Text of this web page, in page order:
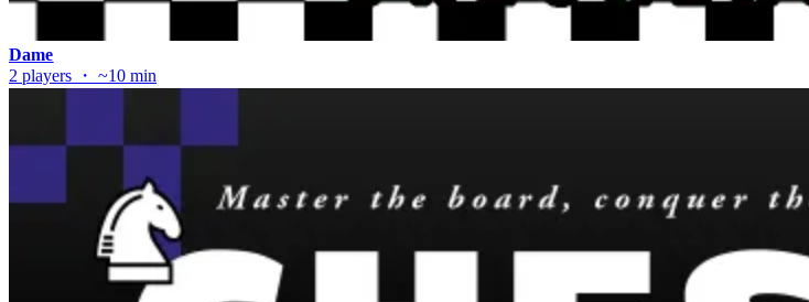
Dame
2 players ・ ~10 min